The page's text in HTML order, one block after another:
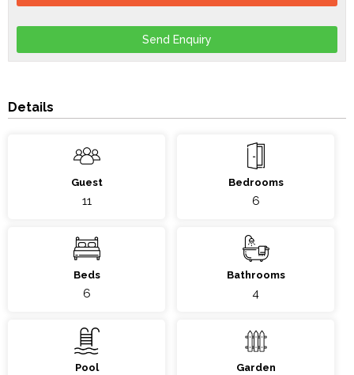
Send Enquiry
Details
Guest
11
Bedrooms
6
Beds
6
Bathrooms
4
Pool Garden